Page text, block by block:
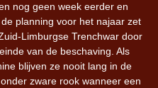
nog geen week eerder en
de planning voor het najaar zet
Limburgse Trenchwar door
van de beschaving. Als
blijven ze nooit lang in de
zware rook wanneer een